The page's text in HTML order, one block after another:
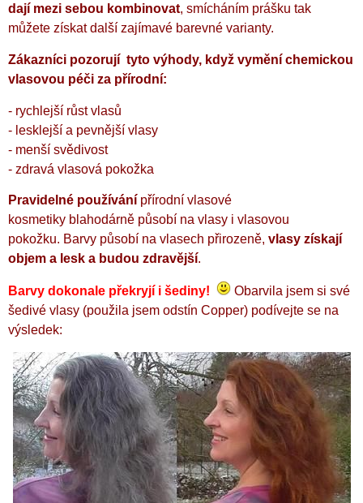
dají mezi sebou kombinovat, smícháním prášku tak
můžete získat další zajímavé barevné varianty.
Zákazníci pozorují tyto výhody, když vymění chemickou
vlasovou péči za přírodní:
- rychlejší růst vlasů
- lesklejší a pevnější vlasy
- menší svědivost
- zdravá vlasová pokožka
Pravidelné používání přírodní vlasové
kosmetiky blahodárně působí na vlasy i vlasovou
pokožku. Barvy působí na vlasech přirozeně, vlasy získají
objem a lesk a budou zdravější.
Barvy dokonale překryjí i šediny!
Obarvila jsem si své
šedivé vlasy (použila jsem odstín Copper) podívejte se na
výsledek: